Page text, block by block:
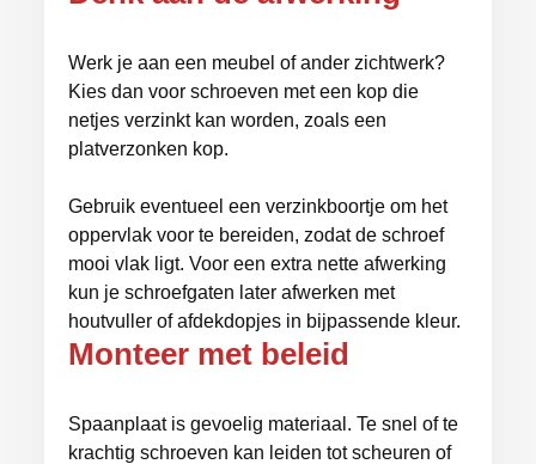
Werk je aan een meubel of ander zichtwerk?
Kies dan voor schroeven met een kop die
netjes verzinkt kan worden, zoals een
platverzonken kop.
Gebruik eventueel een verzinkboortje om het
oppervlak voor te bereiden, zodat de schroef
mooi vlak ligt. Voor een extra nette afwerking
kun je schroefgaten later afwerken met
houtvuller of afdekdopjes in bijpassende kleur.
Monteer met beleid
Spaanplaat is gevoelig materiaal. Te snel of te
krachtig schroeven kan leiden tot scheuren of